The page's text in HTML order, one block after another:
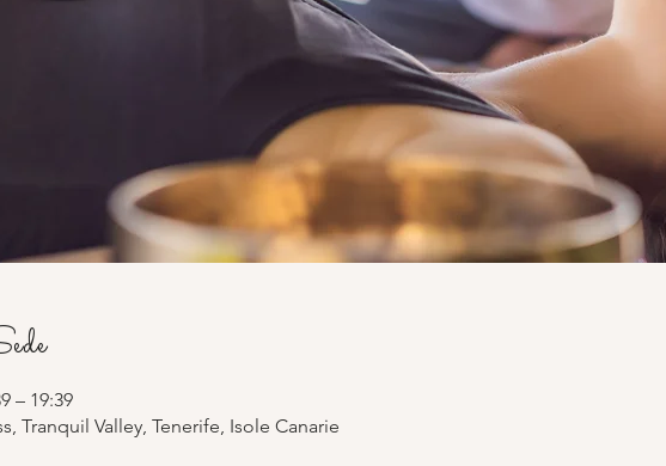
– 19:39
Tranquil Valley, Tenerife, Isole Canarie